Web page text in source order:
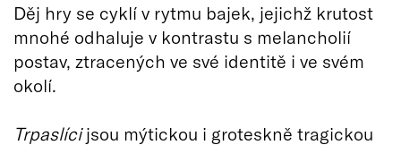
Děj hry se cyklí v rytmu bajek, jejichž krutost
mnohé odhaluje v kontrastu s melancholií
postav, ztracených ve své identitě i ve svém
okolí.
Trpaslícijsou mýtickou i groteskně tragickou